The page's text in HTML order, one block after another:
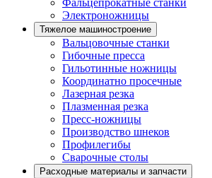
Фальцепрокатные станки
Электроножницы
Тяжелое машиностроение
Вальцовочные станки
Гибочные пресса
Гильотинные ножницы
Координатно просечные
Лазерная резка
Плазменная резка
Пресс-ножницы
Производство шнеков
Профилегибы
Сварочные столы
Расходные материалы и запчасти